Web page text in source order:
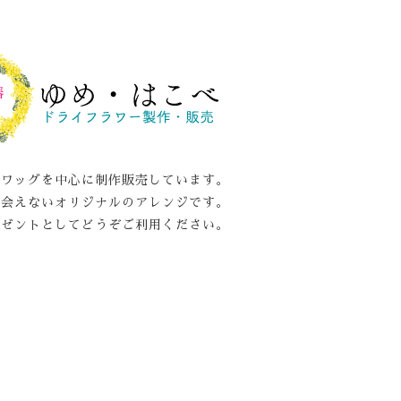
ッグを中心に制作販売しています。
えないオリジナルのアレンジです。
ントとしてどうぞご利用ください。